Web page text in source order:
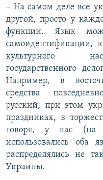
– На самом деле все
другой, просто у
функции. Язык
самоидентификации,
культурного
государственного
Например, в
средства
русский, при этом
праздниках, в
говоря, у нас (на
использовались оба
распределялись не
Украины.